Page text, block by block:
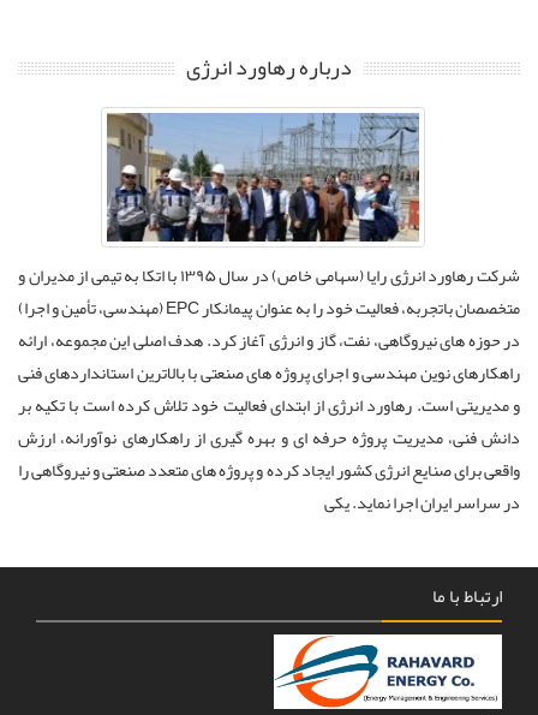
درباره رهاورد انرژی
شرکت رهاورد انرژی رایا (سهامی خاص) در سال ۱۳۹۵ با اتکا به تیمی از مدیران و
متخصصان باتجربه، فعالیت خود را به عنوان پیمانکار EPC (مهندسی، تأمین و اجرا)
در حوزه های نیروگاهی، نفت، گاز و انرژی آغاز کرد. هدف اصلی این مجموعه، ارائه
راهکارهای نوین مهندسی و اجرای پروژه های صنعتی با بالاترین استانداردهای فنی
و مدیریتی است. رهاورد انرژی از ابتدای فعالیت خود تلاش کرده است با تکیه بر
دانش فنی، مدیریت پروژه حرفه ای و بهره گیری از راهکارهای نوآورانه، ارزش
واقعی برای صنایع انرژی کشور ایجاد کرده و پروژه های متعدد صنعتی و نیروگاهی را
در سراسر ایران اجرا نماید. یکی
ارتباط با ما